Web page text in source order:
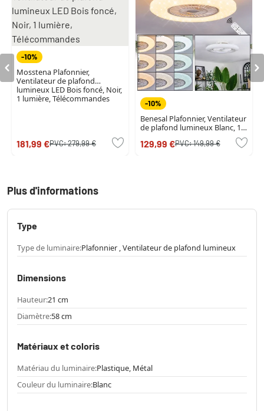
-10%
Mosstena Plafonnier,
Ventilateur de plafond
lumineux LED Bois foncé, Noir,
1 lumière, Télécommandes
181,99 €PVC:279,99 €
-10%
Benesal Plafonnier, Ventilateur
de plafond lumineux Blanc, 1
129,99 €PVC:149,99 €
Plus d'informations
Type
Type de luminaire:Plafonnier , Ventilateur de plafond lumineux
Dimensions
Hauteur:21 cm
Diamètre:58 cm
Matériaux et coloris
Matériau du luminaire:Plastique, Métal
Couleur du luminaire:Blanc